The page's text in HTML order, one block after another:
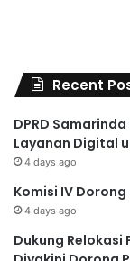
Recent
DPRD
Layanan Digital
4 days ago
Komisi IV
4 days ago
Dukung Relokasi